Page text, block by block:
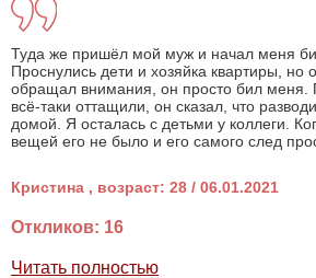
Туда же пришёл мой муж и начал меня
Проснулись дети и хозяйка квартиры, но
обращал внимания, он просто бил меня.
всё-таки оттащили, он сказал, что
домой. Я осталась с детьми у коллеги.
вещей его не было и его самого след
Кристина , возраст: 28 / 06.01.2021
Откликов: 16
Читать полностью